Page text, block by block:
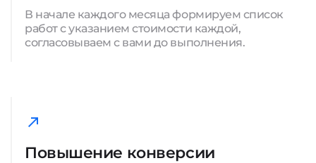
В начале каждого месяца формируем список
работ с указанием стоимости каждой,
согласовываем с вами до выполнения.
Повышение конверсии